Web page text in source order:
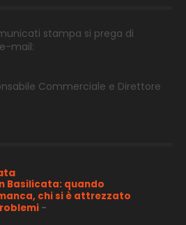
stampa si prega di
mail:
Commerciale e Direttore
Basilicata: quando
chi si è attrezzato
-